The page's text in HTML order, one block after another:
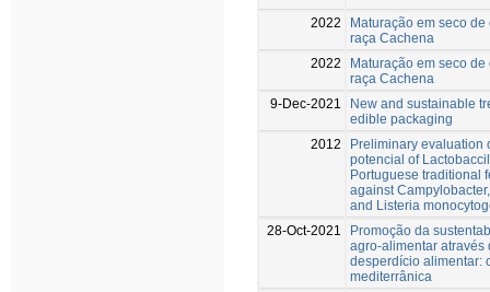
2022
Maturação em seco
raça Cachena
2022
Maturação em seco
raça Cachena
9-Dec-2021
New and sustainable
edible packaging
2012
Preliminary evaluation
potencial of
Portuguese traditional
against
and Listeria
28-Oct-2021
Promoção da
agro-alimentar através
desperdício alimentar:
mediterrânica